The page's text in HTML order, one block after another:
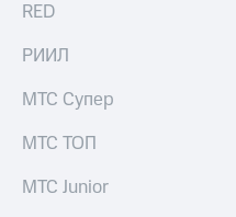
RED
РИИЛ
МТС Супер
МТС ТОП
МТС Junior